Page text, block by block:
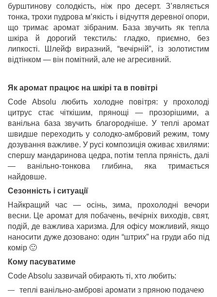
бурштинову солодкість, ніж про десерт. З’являється
тонка, трохи пудрова м’якість і відчуття деревної опори,
що тримає аромат зібраним. База звучить як тепла
шкіра й дорогий текстиль: гладко, приємно, без
липкості. Шлейф виразний, “вечірній”, із золотистим
відтінком — він помітний, але не агресивний.
Як аромат працює на шкірі та в повітрі
Code Absolu любить холодне повітря: у прохолоді
цитрус стає чіткішим, прянощі — прозорішими, а
ванільна база звучить благородніше. У теплі аромат
швидше переходить у солодко-амбровий режим, тому
дозування важливе. У русі композиція оживає хвилями:
спершу мандаринова цедра, потім тепла пряність, далі
— ванільно-тонкова глибина, яка тримається
найдовше.
Сезонність і ситуації
Найкращий час — осінь, зима, прохолодні вечори
весни. Це аромат для побачень, вечірніх виходів, свят,
подій, де важлива харизма. Для офісу можливий, якщо
наносити дуже дозовано: один “штрих” на груди або під
комір 🙂
Кому пасуватиме
Code Absolu зазвичай обирають ті, хто любить:
теплі ванільно-амброві аромати з пряною подачею